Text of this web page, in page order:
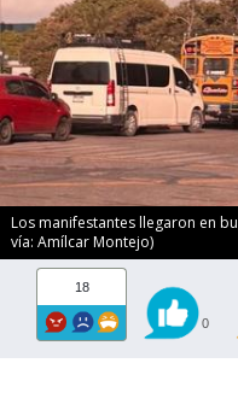
Los manifestantes llegaron en
vía: Amílcar Montejo)
18
0